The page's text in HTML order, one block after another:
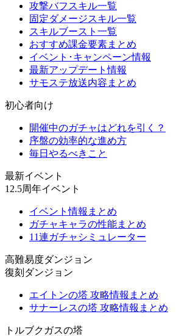
攻撃バフスキル一覧
固定ダメージスキル一覧
スキルブースト一覧
おすすめ課金要素まとめ
イベント･キャンペーン情報
最新アップデート情報
サモステ放送内容まとめ
初心者向け
開催中のガチャはどれを引く？
序盤の効率的な進め方
毎日やるべきこと
最新イベント
12.5周年イベント
イベント情報まとめ
ガチャキャラの性能まとめ
11連ガチャシミュレーター
高難易度ダンジョン
復刻ダンジョン
エイトンの塔 攻略情報まとめ
サナーレスの塔 攻略情報まとめ
トルブクガスの塔